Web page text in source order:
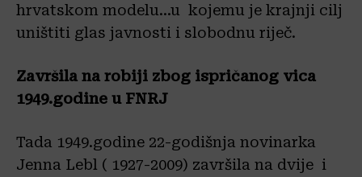
hrvatskom modelu…u kojemu je krajnji cilj
uništiti glas javnosti i slobodnu riječ.
Završila na robiji zbog ispričanog vica
1949.godine u FNRJ
Tada 1949.godine 22-godišnja novinarka
Jenna Lebl ( 1927-2009) završila na dvije i